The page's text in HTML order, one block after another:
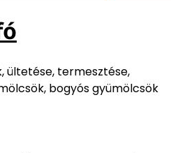
ültetése, termesztése,
bogyós gyümölcsök